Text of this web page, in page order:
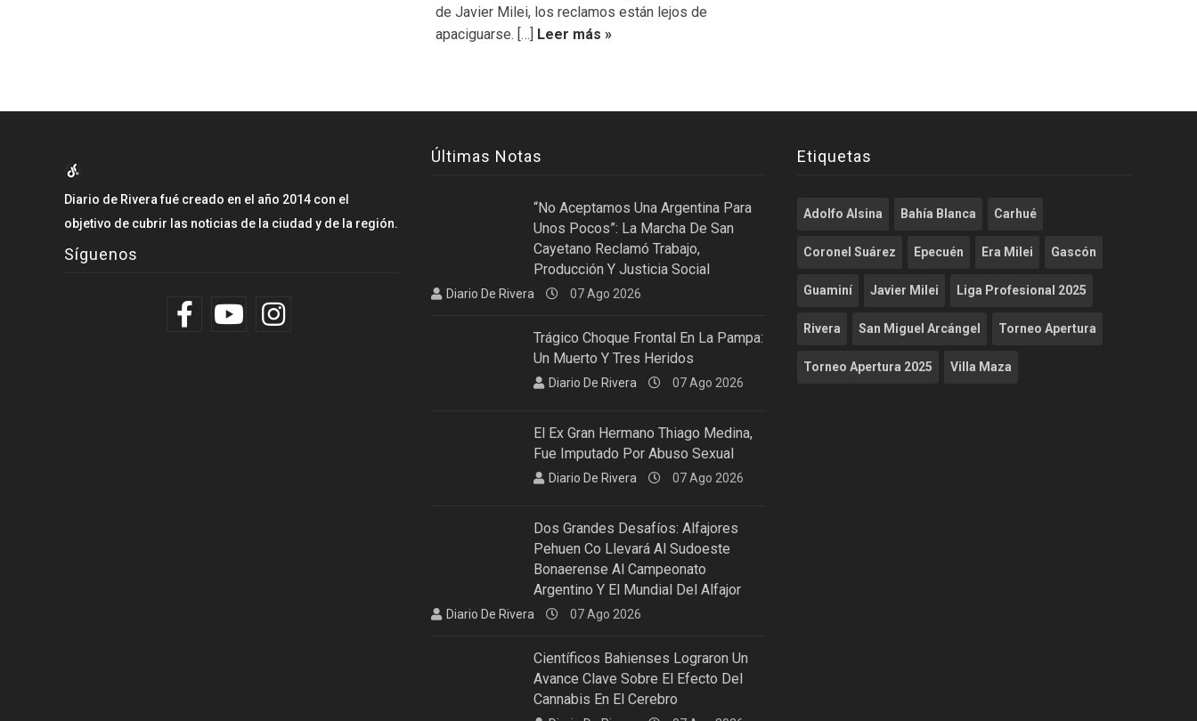
de Javier Milei, los reclamos están lejos de
apaciguarse. […]
Leer más »
Diario de Rivera fué creado en el año 2014 con el
objetivo de cubrir las noticias de la ciudad y de la región.
Síguenos
Últimas Notas
“No Aceptamos Una Argentina Para
Unos Pocos”: La Marcha De San
Cayetano Reclamó Trabajo,
Producción Y Justicia Social
Diario De Rivera 07 Ago 2026
Trágico Choque Frontal En La Pampa:
Un Muerto Y Tres Heridos
Diario De Rivera 07 Ago 2026
El Ex Gran Hermano Thiago Medina,
Fue Imputado Por Abuso Sexual
Diario De Rivera 07 Ago 2026
Dos Grandes Desafíos: Alfajores
Pehuen Co Llevará Al Sudoeste
Bonaerense Al Campeonato
Argentino Y El Mundial Del Alfajor
Diario De Rivera 07 Ago 2026
Científicos Bahienses Lograron Un
Avance Clave Sobre El Efecto Del
Cannabis En El Cerebro
Etiquetas
Adolfo Alsina Bahía Blanca Carhué
Coronel Suárez Epecuén Era Milei Gascón
Guaminí Javier Milei Liga Profesional 2025
Rivera San Miguel Arcángel Torneo Apertura
Torneo Apertura 2025 Villa Maza